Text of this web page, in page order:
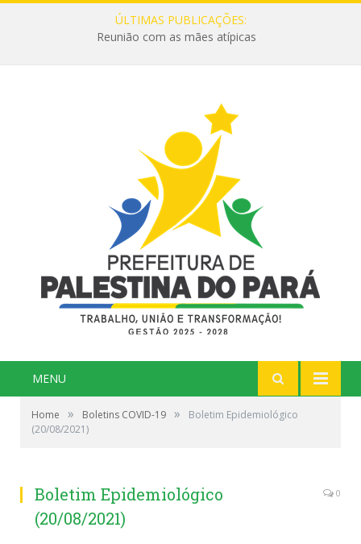
ÚLTIMAS PUBLICAÇÕES:
Reunião com as mães atípicas
MENU
Home » Boletins COVID-19 »
Boletim Epidemiológico
(20/08/2021)
Boletim Epidemiológico
(20/08/2021)
0